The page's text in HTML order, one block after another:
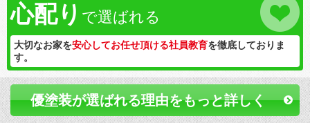
心配り で選ばれる
大切なお家を安心してお任せ頂ける社員教育を徹底しておりま
す。
優塗装が選ばれる理由をもっと詳しく